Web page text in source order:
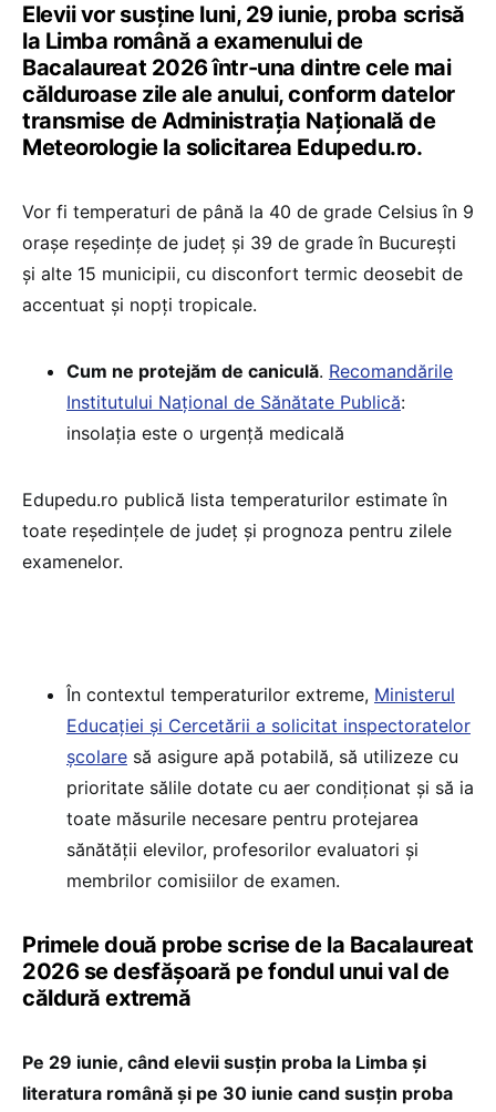
Elevii vor susține luni, 29 iunie, proba scrisă
la Limba română a examenului de
Bacalaureat 2026 într-una dintre cele mai
călduroase zile ale anului, conform datelor
transmise de Administrația Națională de
Meteorologie la solicitarea Edupedu.ro.
Vor fi temperaturi de până la 40 de grade Celsius în 9
orașe reședințe de județ și 39 de grade în București
și alte 15 municipii, cu disconfort termic deosebit de
accentuat și nopți tropicale.
Cum ne protejăm de caniculă. Recomandările
Institutului Național de Sănătate Publică:
insolația este o urgență medicală
Edupedu.ro publică lista temperaturilor estimate în
toate reședințele de județ și prognoza pentru zilele
examenelor.
În contextul temperaturilor extreme, Ministerul
Educației și Cercetării a solicitat inspectoratelor
școlare să asigure apă potabilă, să utilizeze cu
prioritate sălile dotate cu aer condiționat și să ia
toate măsurile necesare pentru protejarea
sănătății elevilor, profesorilor evaluatori și
membrilor comisiilor de examen.
Primele două probe scrise de la Bacalaureat
2026 se desfășoară pe fondul unui val de
căldură extremă
Pe 29 iunie, când elevii susțin proba la Limba și
literatura română și pe 30 iunie cand susțin proba